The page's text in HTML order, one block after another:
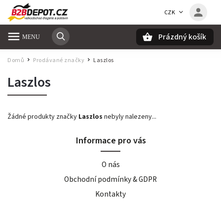
CZK
Prázdný košík
Domů / Prodávané značky / Laszlos
Laszlos
Žádné produkty značky Laszlos nebyly nalezeny...
Informace pro vás
O nás
Obchodní podmínky & GDPR
Kontakty